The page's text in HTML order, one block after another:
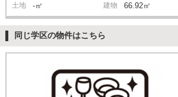
土地 -㎡ 建物 66.92㎡
同じ学区の物件はこちら